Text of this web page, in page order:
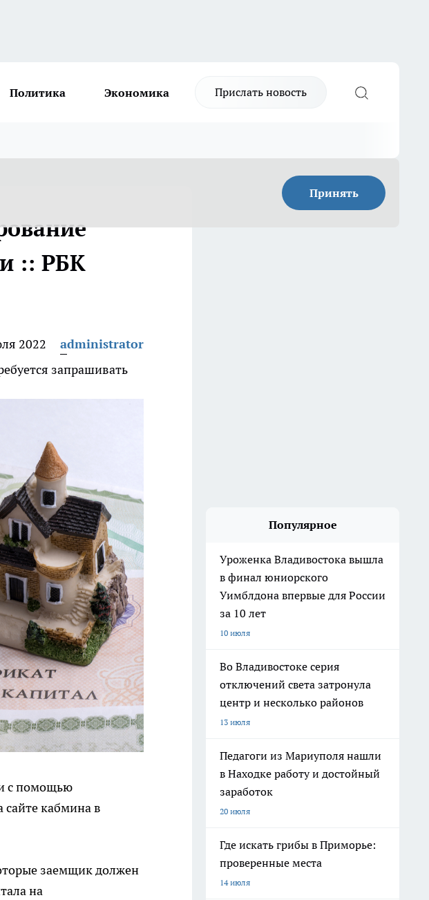
Политика Экономика Прислать новость
Принять
:: РБК
2022
administrator
запрашивать
с помощью
кабмина в
заемщик должен
на
Популярное
Уроженка Владивостока вышла
в финал юниорского
Уимблдона впервые для России
за 10 лет
10 июля
Во Владивостоке серия
отключений света затронула
центр и несколько районов
13 июля
Педагоги из Мариуполя нашли
в Находке работу и достойный
заработок
20 июля
Где искать грибы в Приморье:
проверенные места
14 июля